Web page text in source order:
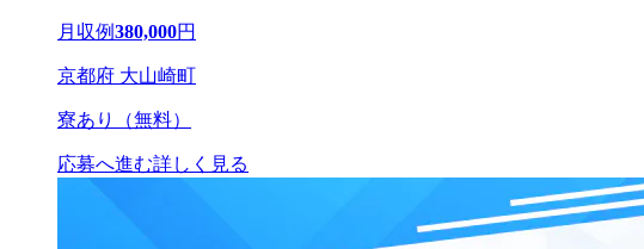
月収例380,000円
京都府 大山崎町
寮あり（無料）
応募へ進む詳しく見る